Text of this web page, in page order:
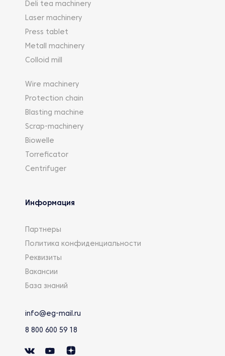
Deli tea machinery
Laser machinery
Press tablet
Metall machinery
Colloid mill
Wire machinery
Protection chain
Blasting machine
Scrap-machinery
Biowelle
Torreficator
Centrifuger
Информация
Партнеры
Политика конфиденциальности
Реквизиты
Вакансии
База знаний
info@eg-mail.ru
8 800 600 59 18